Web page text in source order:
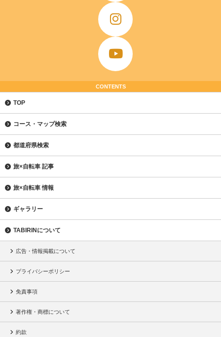
CONTENTS
TOP
コース・マップ検索
都道府県検索
旅×自転車 記事
旅×自転車 情報
ギャラリー
TABIRINについて
広告・情報掲載について
プライバシーポリシー
免責事項
著作権・商標について
約款